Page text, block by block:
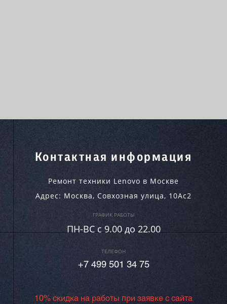
Контактная информация
Ремонт техники Lenovo в Москве
Адрес: Москва, Совхозная улица, 10Ас2
ГРАФИК РАБОТЫ
ПН-ВC c 9.00 до 22.00
ТЕЛЕФОН
+7 499 501 34 75
10% скидка на работы при заявке с сайта